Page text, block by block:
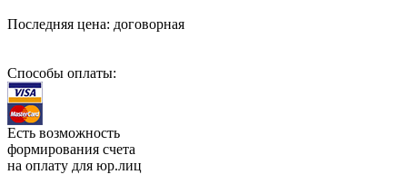
Последняя цена: договорная
Способы оплаты:
Есть возможность
формирования счета
на оплату для юр.лиц